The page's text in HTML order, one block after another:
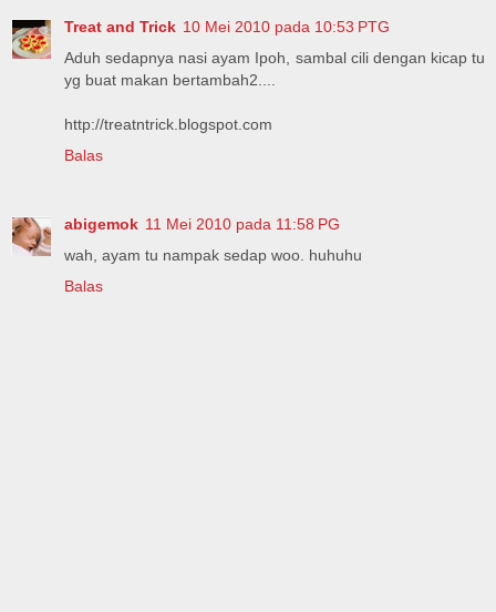
Treat and Trick 10 Mei 2010 pada 10:53 PTG
Aduh sedapnya nasi ayam Ipoh, sambal cili dengan kicap tu
yg buat makan bertambah2....
http://treatntrick.blogspot.com
Balas
abigemok 11 Mei 2010 pada 11:58 PG
wah, ayam tu nampak sedap woo. huhuhu
Balas